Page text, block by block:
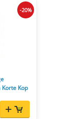
Kop
-20%